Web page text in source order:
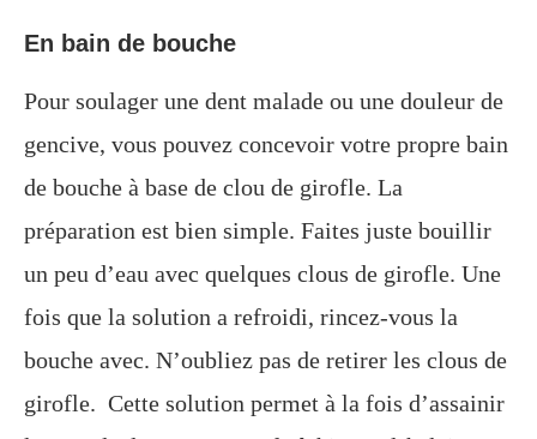
En bain de bouche
Pour soulager une dent malade ou une douleur de
gencive, vous pouvez concevoir votre propre bain
de bouche à base de clou de girofle. La
préparation est bien simple. Faites juste bouillir
un peu d’eau avec quelques clous de girofle. Une
fois que la solution a refroidi, rincez-vous la
bouche avec. N’oubliez pas de retirer les clous de
girofle. Cette solution permet à la fois d’assainir